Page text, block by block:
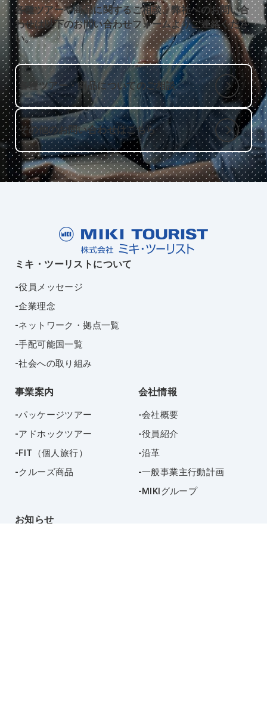
各種ツアーや商品に関するご相談、弊社へのお問い合
わせは以下のお問い合わせフォームよりご連絡くださ
い。
各種ツアー・商品についてのご相談
その他のお問い合わせはこちら
ミキ・ツーリストについて
役員メッセージ
企業理念
ネットワーク・拠点一覧
手配可能国一覧
社会への取り組み
事業案内
パッケージツアー
アドホックツアー
FIT（個人旅行）
クルーズ商品
会社情報
会社概要
役員紹介
沿革
一般事業主行動計画
MIKIグループ
お知らせ